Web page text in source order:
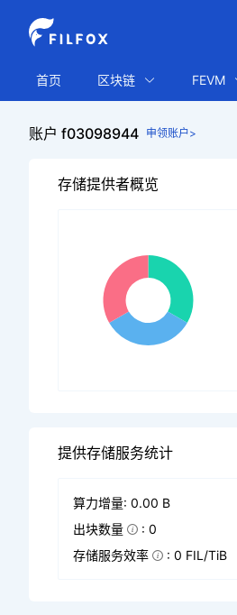
首页 区块链 FEVM
账户 f03098944 申领账户>
存储提供者概览
提供存储服务统计
算力增量: 0.00 B
出块数量
: 0
存储服务效率
: 0 FIL/TiB